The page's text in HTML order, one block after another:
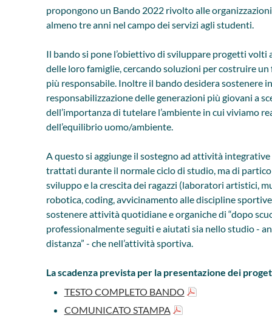
propongono un Bando 2022 rivolto alle
almeno tre anni nel campo dei servizi agli studenti.
Il bando si pone l’obiettivo di sviluppare progetti volti
delle loro famiglie, cercando soluzioni per costruire
più responsabile. Inoltre il bando desidera sostenere
responsabilizzazione delle generazioni più giovani a
dell’importanza di tutelare l’ambiente in cui viviamo
dell’equilibrio uomo/ambiente.
A questo si aggiunge il sostegno ad attività
trattati durante il normale ciclo di studio, ma di
sviluppo e la crescita dei ragazzi (laboratori artistici,
robotica, coding, avvicinamento alle discipline
sostenere attività quotidiane e organiche di “dopo
professionalmente seguiti e aiutati sia nello studio -
distanza” - che nell’attività sportiva.
La scadenza prevista per la presentazione dei
TESTO COMPLETO BANDO
COMUNICATO STAMPA